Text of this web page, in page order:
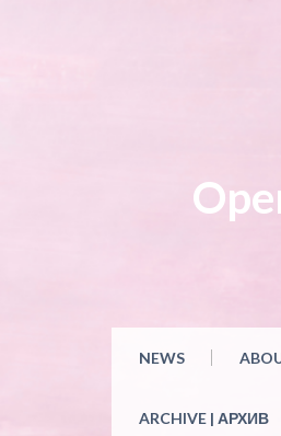
NEWS
ARCHIVE | АРХИВ